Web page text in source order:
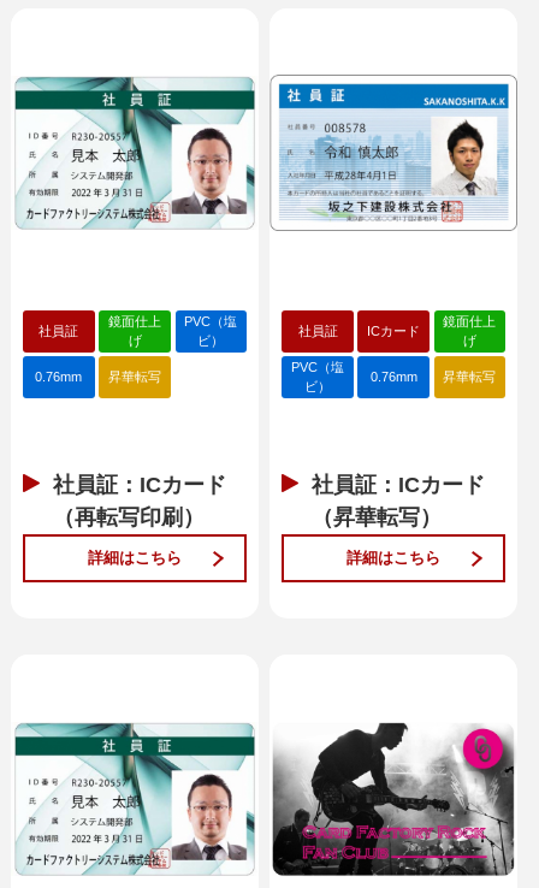
社員証
鏡面仕上
げ
PVC（塩
ビ）
0.76mm 昇華転写
社員証：ICカード
（再転写印刷）
詳細はこちら
社員証 ICカード
鏡面仕上
げ
PVC（塩
ビ）
0.76mm 昇華転写
社員証：ICカード
（昇華転写）
詳細はこちら